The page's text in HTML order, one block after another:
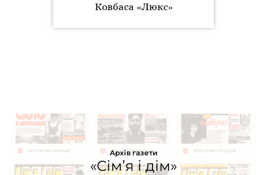
Ковбаса «Люкс»
Архів газети
«Сім’я і дім»